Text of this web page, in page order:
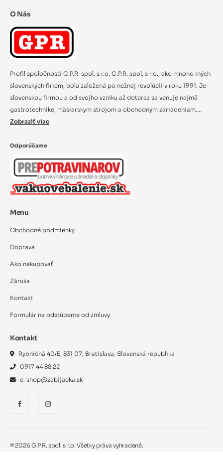
O Nás
Profil spoločnosti G.P.R. spol. s r.o. G.P.R. spol. s r.o., ako mnoho iných
slovenských firiem, bola založená po nežnej revolúcii v roku 1991. Je
slovenskou firmou a od svojho vzniku až doteraz sa venuje najmä
gastrotechnike, mäsiarskym strojom a obchodným zariadeniam....
Zobraziť viac
Odporúčame
Menu
Obchodné podmienky
Doprava
Ako nakupovať
Záruka
Kontakt
Formulár na odstúpenie od zmluvy
Kontakt
Rybničná 40/E, 831 07, Bratislava, Slovenská republika
0917 44 88 22
e-shop@zabijacka.sk
© 2026 G.P.R. spol. s r.o. Všetky práva vyhradené.